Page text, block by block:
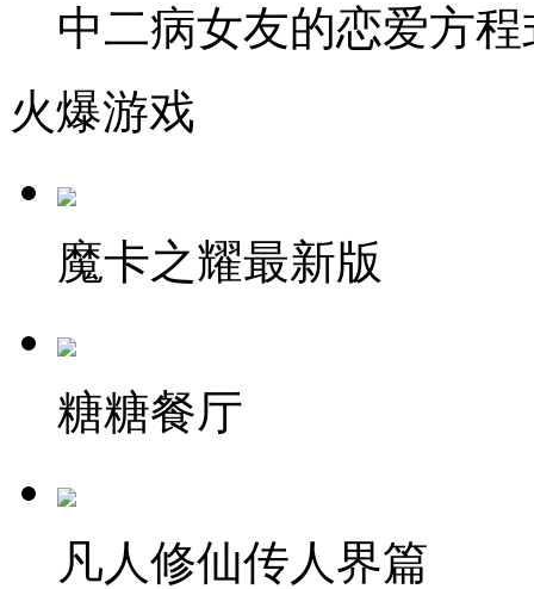
中二病女友的恋爱方
火爆游戏
魔卡之耀最新版
糖糖餐厅
凡人修仙传人界篇